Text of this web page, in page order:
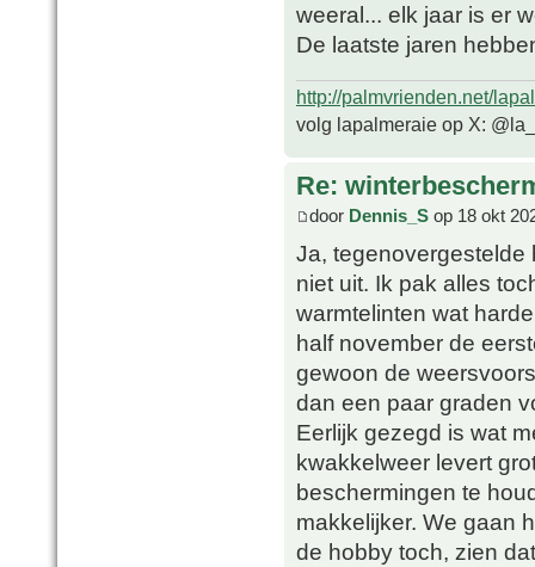
weeral... elk jaar is er
De laatste jaren
http://palmvrienden.net/
volg lapalmeraie op X:
Re:
door Dennis_S op 18 okt
Ja, tegenovergestelde
niet uit. Ik pak alles
warmtelinten wat
half november de
gewoon de
dan een paar graden
Eerlijk gezegd is wat
kwakkelweer levert
beschermingen te
makkelijker. We gaan
de hobby toch, zien